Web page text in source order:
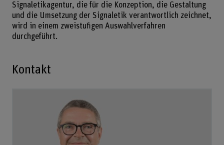
Signaletikagentur, die für die Konzeption, die Gestaltung
und die Umsetzung der Signaletik verantwortlich zeichnet,
wird in einem zweistufigen Auswahlverfahren
durchgeführt.
Kontakt